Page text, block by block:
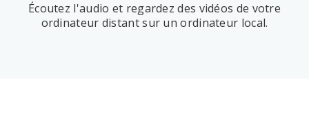
Écoutez l'audio et regardez des vidéos de votre
ordinateur distant sur un ordinateur local.